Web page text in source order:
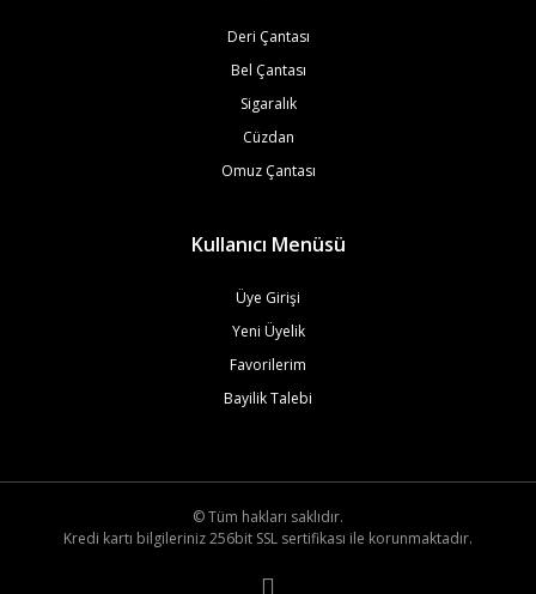
Deri Çantası
Bel Çantası
Sigaralık
Cüzdan
Omuz Çantası
Kullanıcı Menüsü
Üye Girişi
Yeni Üyelik
Favorilerim
Bayilik Talebi
© Tüm hakları saklıdır.
Kredi kartı bilgileriniz 256bit SSL sertifikası ile korunmaktadır.